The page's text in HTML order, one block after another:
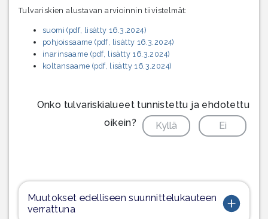
Tulvariskien alustavan arvioinnin tiivistelmät:
suomi (pdf, lisätty 16.3.2024)
pohjoissaame (pdf, lisätty 16.3.2024)
inarinsaame (pdf, lisätty 16.3.2024)
koltansaame (pdf, lisätty 16.3.2024)
Onko tulvariskialueet tunnistettu ja ehdotettu
oikein?
Kyllä Ei
Muutokset edelliseen suunnittelukauteen
verrattuna